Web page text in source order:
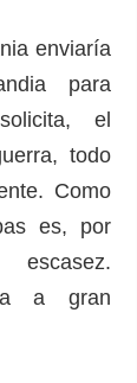
enviaría
para
el
todo
Como
es, por
a gran